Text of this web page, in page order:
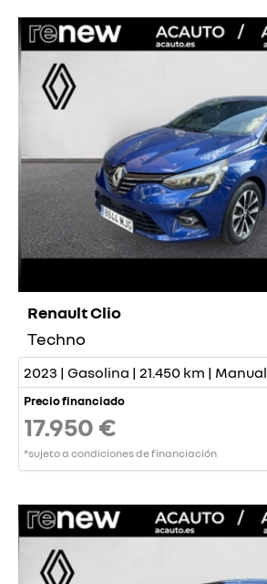
Renault Clio
Techno
2023 | Gasolina | 21.450 km | Manual
Precio financiado
17.950 €
*sujeto a condiciones de financiación